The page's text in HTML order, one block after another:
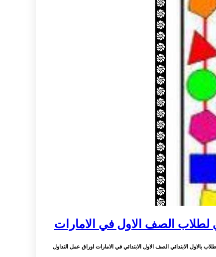
الصف الاول في الامارات
الابتدائي الصف الاول الابتدائي في الامارات اوراق عمل التداول